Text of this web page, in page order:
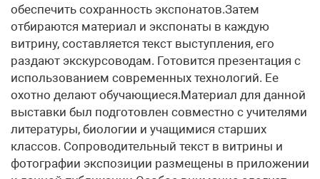
обеспечить сохранность экспонатов.Затем
отбираются материал и экспонаты в каждую
витрину, составляется текст выступления, его
раздают экскурсоводам. Готовится презентация с
использованием современных технологий. Ее
охотно делают обучающиеся.Материал для данной
выставки был подготовлен совместно с учителями
литературы, биологии и учащимися старших
классов. Сопроводительный текст в витрины и
фотографии экспозиции размещены в приложении